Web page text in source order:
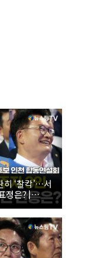
‘찰칵’…서
정은? |
최고위원 후